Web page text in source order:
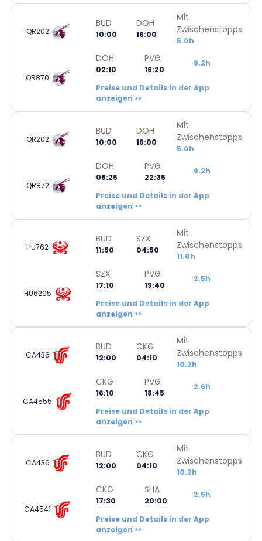
QR202
BUD
10:00
DOH
16:00
Mit
Zwischenstopps
5.0h
QR870
DOH
02:10
PVG
16:20
9.2h
Preise und Details in der App
anzeigen >>
QR202
BUD
10:00
DOH
16:00
Mit
Zwischenstopps
5.0h
QR872
DOH
08:25
PVG
22:35
9.2h
Preise und Details in der App
anzeigen >>
HU762
BUD
11:50
SZX
04:50
Mit
Zwischenstopps
11.0h
HU6205
SZX
17:10
PVG
19:40
2.5h
Preise und Details in der App
anzeigen >>
CA436
BUD
12:00
CKG
04:10
Mit
Zwischenstopps
10.2h
CA4555
CKG
16:10
PVG
18:45
2.6h
Preise und Details in der App
anzeigen >>
CA436
BUD
12:00
CKG
04:10
Mit
Zwischenstopps
10.2h
CA4541
CKG
17:30
SHA
20:00
2.5h
Preise und Details in der App
anzeigen >>